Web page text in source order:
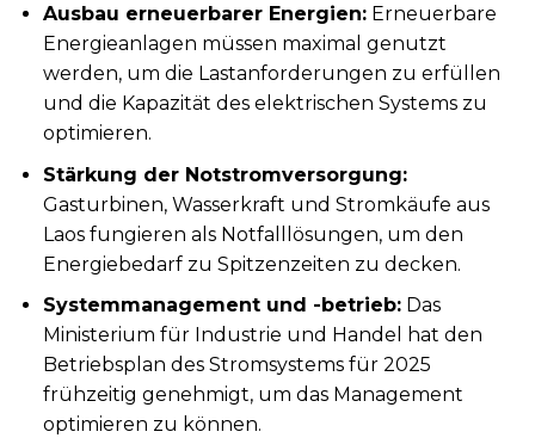
Ausbau erneuerbarer Energien:Erneuerbare
Energieanlagen müssen maximal genutzt
werden, um die Lastanforderungen zu erfüllen
und die Kapazität des elektrischen Systems zu
optimieren.
Stärkung der Notstromversorgung:
Gasturbinen, Wasserkraft und Stromkäufe aus
Laos fungieren als Notfalllösungen, um den
Energiebedarf zu Spitzenzeiten zu decken.
Systemmanagement und -betrieb:Das
Ministerium für Industrie und Handel hat den
Betriebsplan des Stromsystems für 2025
frühzeitig genehmigt, um das Management
optimieren zu können.